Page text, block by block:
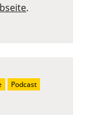
.
Podcast